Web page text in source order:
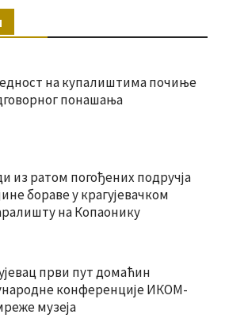
на купалиштима почиње
понашања
из ратом погођених подручја
бораве у крагујевачком
на Копаонику
први пут домаћин
конференције ИКОМ-
музеја